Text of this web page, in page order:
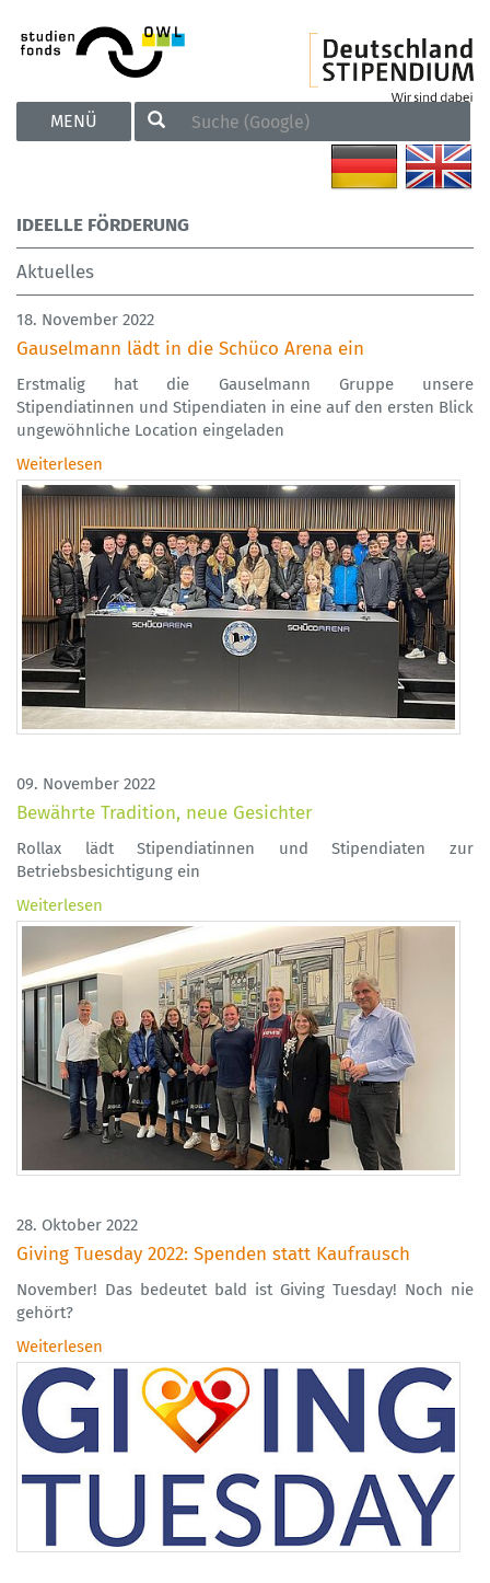
TOGGLE
NAVIGATION
MENÜ
IDEELLE FÖRDERUNG
Aktuelles
18. November 2022
Gauselmann lädt in die Schüco Arena ein
Erstmalig hat die Gauselmann Gruppe unsere
Stipendiatinnen und Stipendiaten in eine auf den ersten Blick
ungewöhnliche Location eingeladen
Weiterlesen
09. November 2022
​​​​​​​Bewährte Tradition, neue Gesichter
Rollax lädt Stipendiatinnen und Stipendiaten zur
Betriebsbesichtigung ein
Weiterlesen
28. Oktober 2022
Giving Tuesday 2022: Spenden statt Kaufrausch
November! Das bedeutet bald ist Giving Tuesday! Noch nie
gehört?
Weiterlesen